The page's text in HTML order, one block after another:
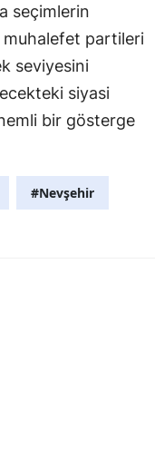
seçimlerin
muhalefet partileri
seviyesini
siyasi
bir gösterge
#Nevşehir